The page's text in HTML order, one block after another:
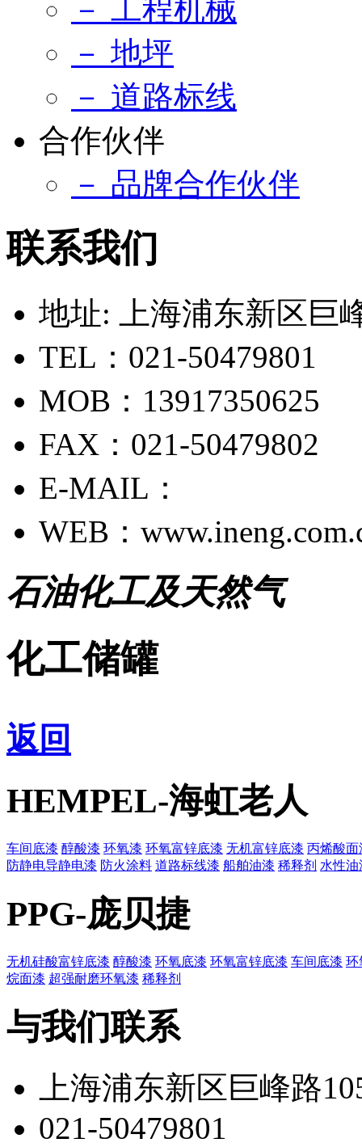
－ 工程机械
－ 地坪
－ 道路标线
合作伙伴
－ 品牌合作伙伴
联系我们
地址: 上海浦东新区巨
TEL：021-50479801
MOB：13917350625
FAX：021-50479802
E-MAIL：
WEB：
石油化工及天然气
化工储罐
返回
HEMPEL-海虹老人
车间底漆 醇酸漆 环氧漆 环氧富锌底漆 无机富锌底漆 丙烯酸面
防静电导静电漆 防火涂料 道路标线漆 船舶油漆 稀释剂 水性油
PPG-庞贝捷
无机硅酸富锌底漆 醇酸漆 环氧底漆 环氧富锌底漆 车间底漆 环
烷面漆 超强耐磨环氧漆 稀释剂
与我们联系
上海浦东新区巨峰路
021-50479801